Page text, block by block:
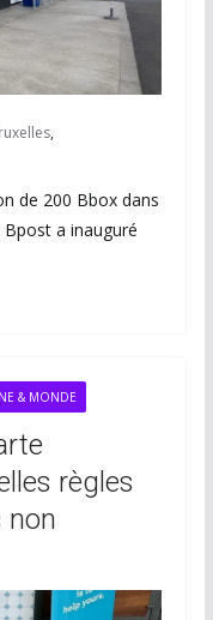
,
de 200 Bbox dans
a inauguré
& MONDE
règles
non